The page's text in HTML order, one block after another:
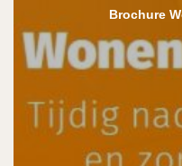
Brochure